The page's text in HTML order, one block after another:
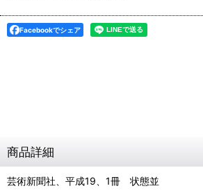
Facebookでシェア
商品詳細
芸術新聞社、平成19、1冊 状態並